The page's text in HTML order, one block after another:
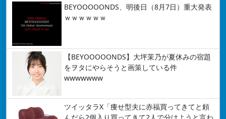
BEYOOOOONDS、明後日（8月7日）重大発表
ｗｗｗｗｗｗ
【BEYOOOOONDS】大坪茉乃が夏休みの宿題
をヲタにやらそうと画策している件
wwwwwww
ツイッタラX「痩せ型夫に赤福買ってきてと頼
んだら2個入り買ってきて2人で分けようと言わ